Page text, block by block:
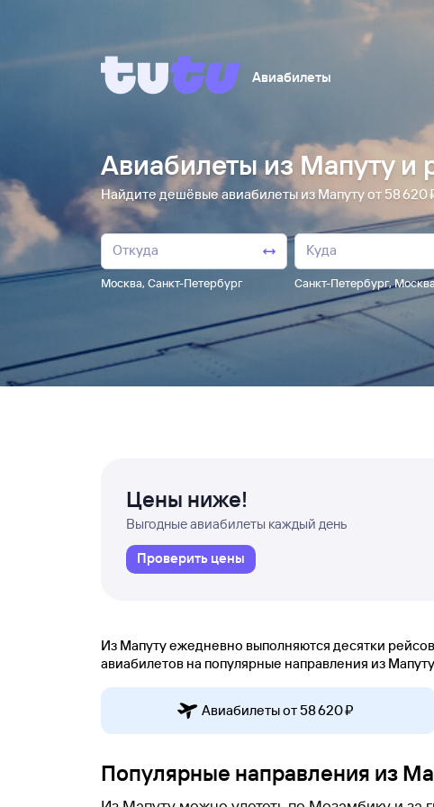
Авиабилеты
Авиабилеты из Мапуту и
Найдите дешёвые авиабилеты из Мапуту от 58 ⁠620
Москва, Санкт-Петербург Санкт-Петербург,
Цены ниже!
Выгодные авиабилеты каждый день
Проверить цены
Из Мапуту ежедневно выполняются десятки
авиабилетов на популярные направления из
Авиабилеты от 58 ⁠620 ⁠₽
Популярные направления из